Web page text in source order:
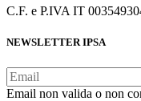
C.F. e P.IVA IT
NEWSLETTER IPSA
Email non valida o non